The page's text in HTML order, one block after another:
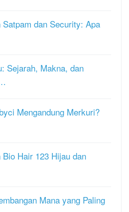
Satpam dan Security: Apa
Sejarah, Makna, dan
Mengandung Merkuri?
Bio Hair 123 Hijau dan
Mana yang Paling